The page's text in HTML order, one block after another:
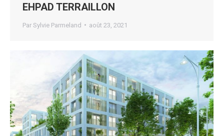
EHPAD TERRAILLON
Par Sylvie Parmeland août 23, 2021